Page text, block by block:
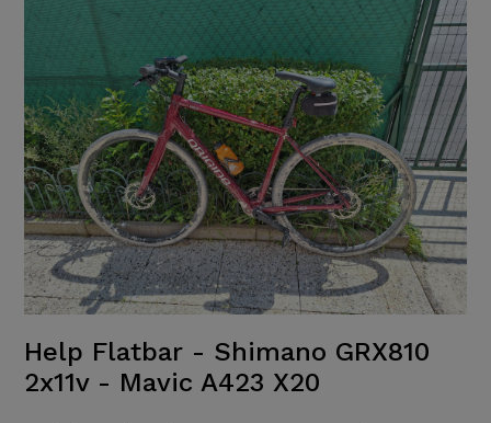
Help Flatbar - Shimano GRX810
2x11v - Mavic A423 X20